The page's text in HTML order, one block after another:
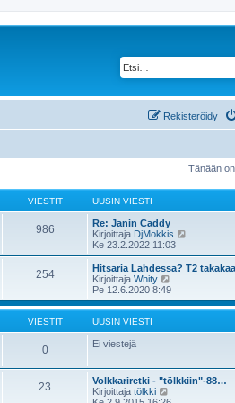
Rekisteröidy
Tänään
VIESTIT UUSIN VIESTI
986
Re: Janin Caddy
Kirjoittaja DjMokkis
y
t
s
n
s
t
Ke 23.2.2022 11:03
254
Hitsaria Lahdessa? T2
Kirjoittaja Whity
ä
y
t
u
n
v
Pe 12.6.2020 8:49
VIESTIT UUSIN VIESTI
0 Ei viestejä
23
Volkkariretki - "tölkkiin"-88…
Kirjoittaja tölkki